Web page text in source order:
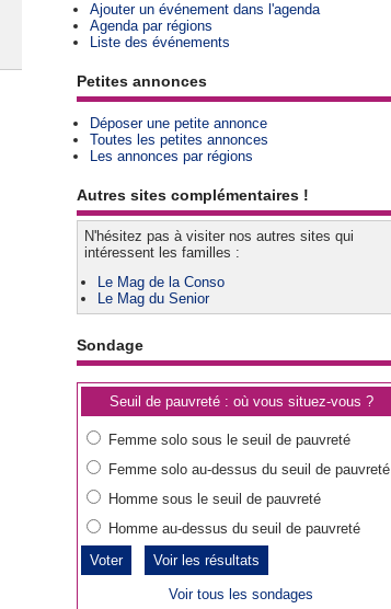
Ajouter un événement dans l'agenda
Agenda par régions
Liste des événements
Petites annonces
Déposer une petite annonce
Toutes les petites annonces
Les annonces par régions
Autres sites complémentaires !
N'hésitez pas à visiter nos autres sites qui
intéressent les familles :
Le Mag de la Conso
Le Mag du Senior
Sondage
Seuil de pauvreté : où vous situez-vous ?
Femme solo sous le seuil de pauvreté
Femme solo au-dessus du seuil de pauvreté
Homme sous le seuil de pauvreté
Homme au-dessus du seuil de pauvreté
Voir les résultats
Voir tous les sondages